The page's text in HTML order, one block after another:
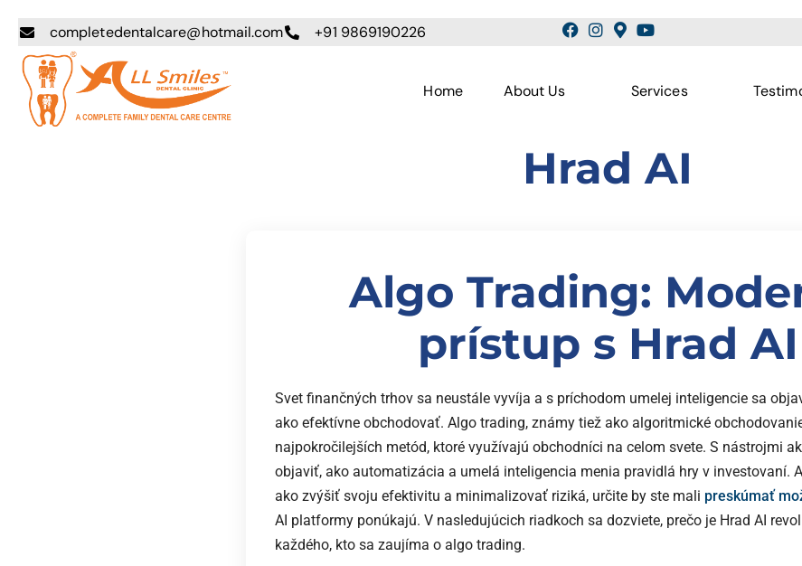
completedentalcare@hotmail.com +91 9869190226
Home About Us Services
Hrad AI
Algo Trading:
prístup s Hrad AI
Svet finančných trhov sa neustále vyvíja a s príchodom umelej inteligencie sa
ako efektívne obchodovať. Algo trading, známy tiež ako algoritmické
najpokročilejších metód, ktoré využívajú obchodníci na celom svete. S nástrojmi
objaviť, ako automatizácia a umelá inteligencia menia pravidlá hry v investovaní.
ako zvýšiť svoju efektivitu a minimalizovať riziká, určite by ste mali preskúmať
AI platformy ponúkajú. V nasledujúcich riadkoch sa dozviete, prečo je Hrad AI
každého, kto sa zaujíma o algo trading.